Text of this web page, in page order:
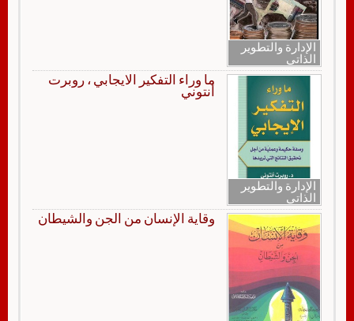
الإدارة والتطوير
الذاتي
الإدارة والتطوير
الذاتي
ما وراء التفكير الايجابي ، روبرت
أنتوني
وقاية الإنسان من الجن والشيطان